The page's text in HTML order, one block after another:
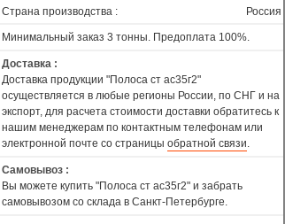
Страна производства :
Россия
Минимальный заказ 3 тонны. Предоплата 100%.
Доставка :
Доставка продукции "Полоса ст ас35г2"
осуществляется в любые регионы России, по СНГ и на
экспорт, для расчета стоимости доставки обратитесь к
нашим менеджерам по контактным телефонам или
электронной почте со страницы обратной связи.
Самовывоз :
Вы можете купить "Полоса ст ас35г2" и забрать
самовывозом со склада в Санкт-Петербурге.